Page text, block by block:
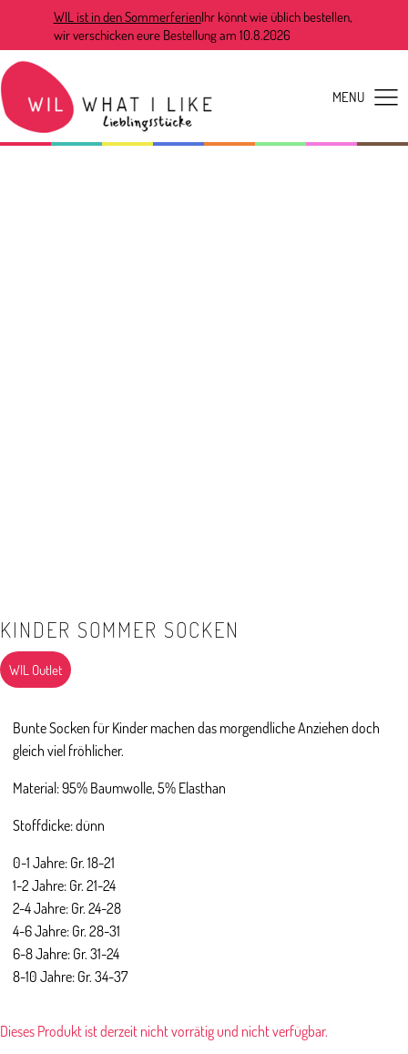
WIL ist in den SommerferienIhr könnt wie üblich bestellen,
wir verschicken eure Bestellung am 10.8.2026
KINDER SOMMER SOCKEN
WIL Outlet
Bunte Socken für Kinder machen das morgendliche Anziehen doch
gleich viel fröhlicher.
Material: 95% Baumwolle, 5% Elasthan
Stoffdicke: dünn
0-1 Jahre: Gr. 18-21
1-2 Jahre: Gr. 21-24
2-4 Jahre: Gr. 24-28
4-6 Jahre: Gr. 28-31
6-8 Jahre: Gr. 31-24
8-10 Jahre: Gr. 34-37
Dieses Produkt ist derzeit nicht vorrätig und nicht verfügbar.